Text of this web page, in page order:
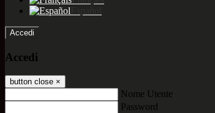
Accedi
Accedi
button close ×
Nome Utente
Password